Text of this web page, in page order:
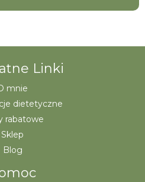
Linki
mnie
dietetyczne
rabatowe
Sklep
Blog